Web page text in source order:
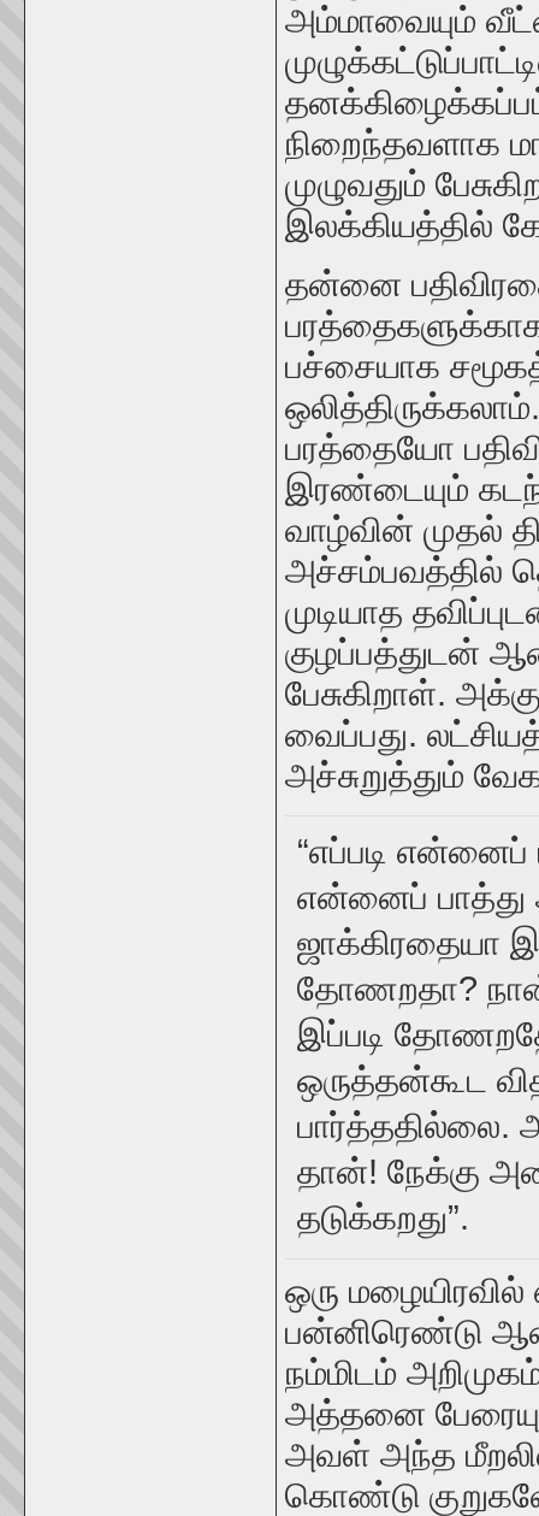
அம்மாவையும்
நிறைந்தவளாக
முழுவதும்
இலக்கியத்தில்
தன்னை
பச்சையாக
பரத்தையோ
இரண்டையும்
வாழ்வின் முதல்
அச்சம்பவத்தில்
முடியாத
குழப்பத்துடன்
பேசுகிறாள்.
வைப்பது.
அச்சுறுத்தும்
“எப்படி
என்னைப் பாத்து
ஜாக்கிரதையா
தோணறதா?
இப்படி
ஒருத்தன்கூட
தான்! நேக்கு
தடுக்கறது”.
ஒரு மழையிரவில்
பன்னிரெண்டு
நம்மிடம்
அத்தனை
அவள் அந்த
கொண்டு